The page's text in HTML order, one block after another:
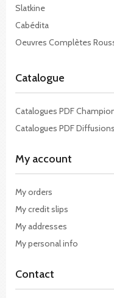
Slatkine
Cabédita
Oeuvres Complètes
Catalogue
Catalogues PDF
Catalogues PDF Diffusions
My account
My orders
My credit slips
My addresses
My personal info
Contact